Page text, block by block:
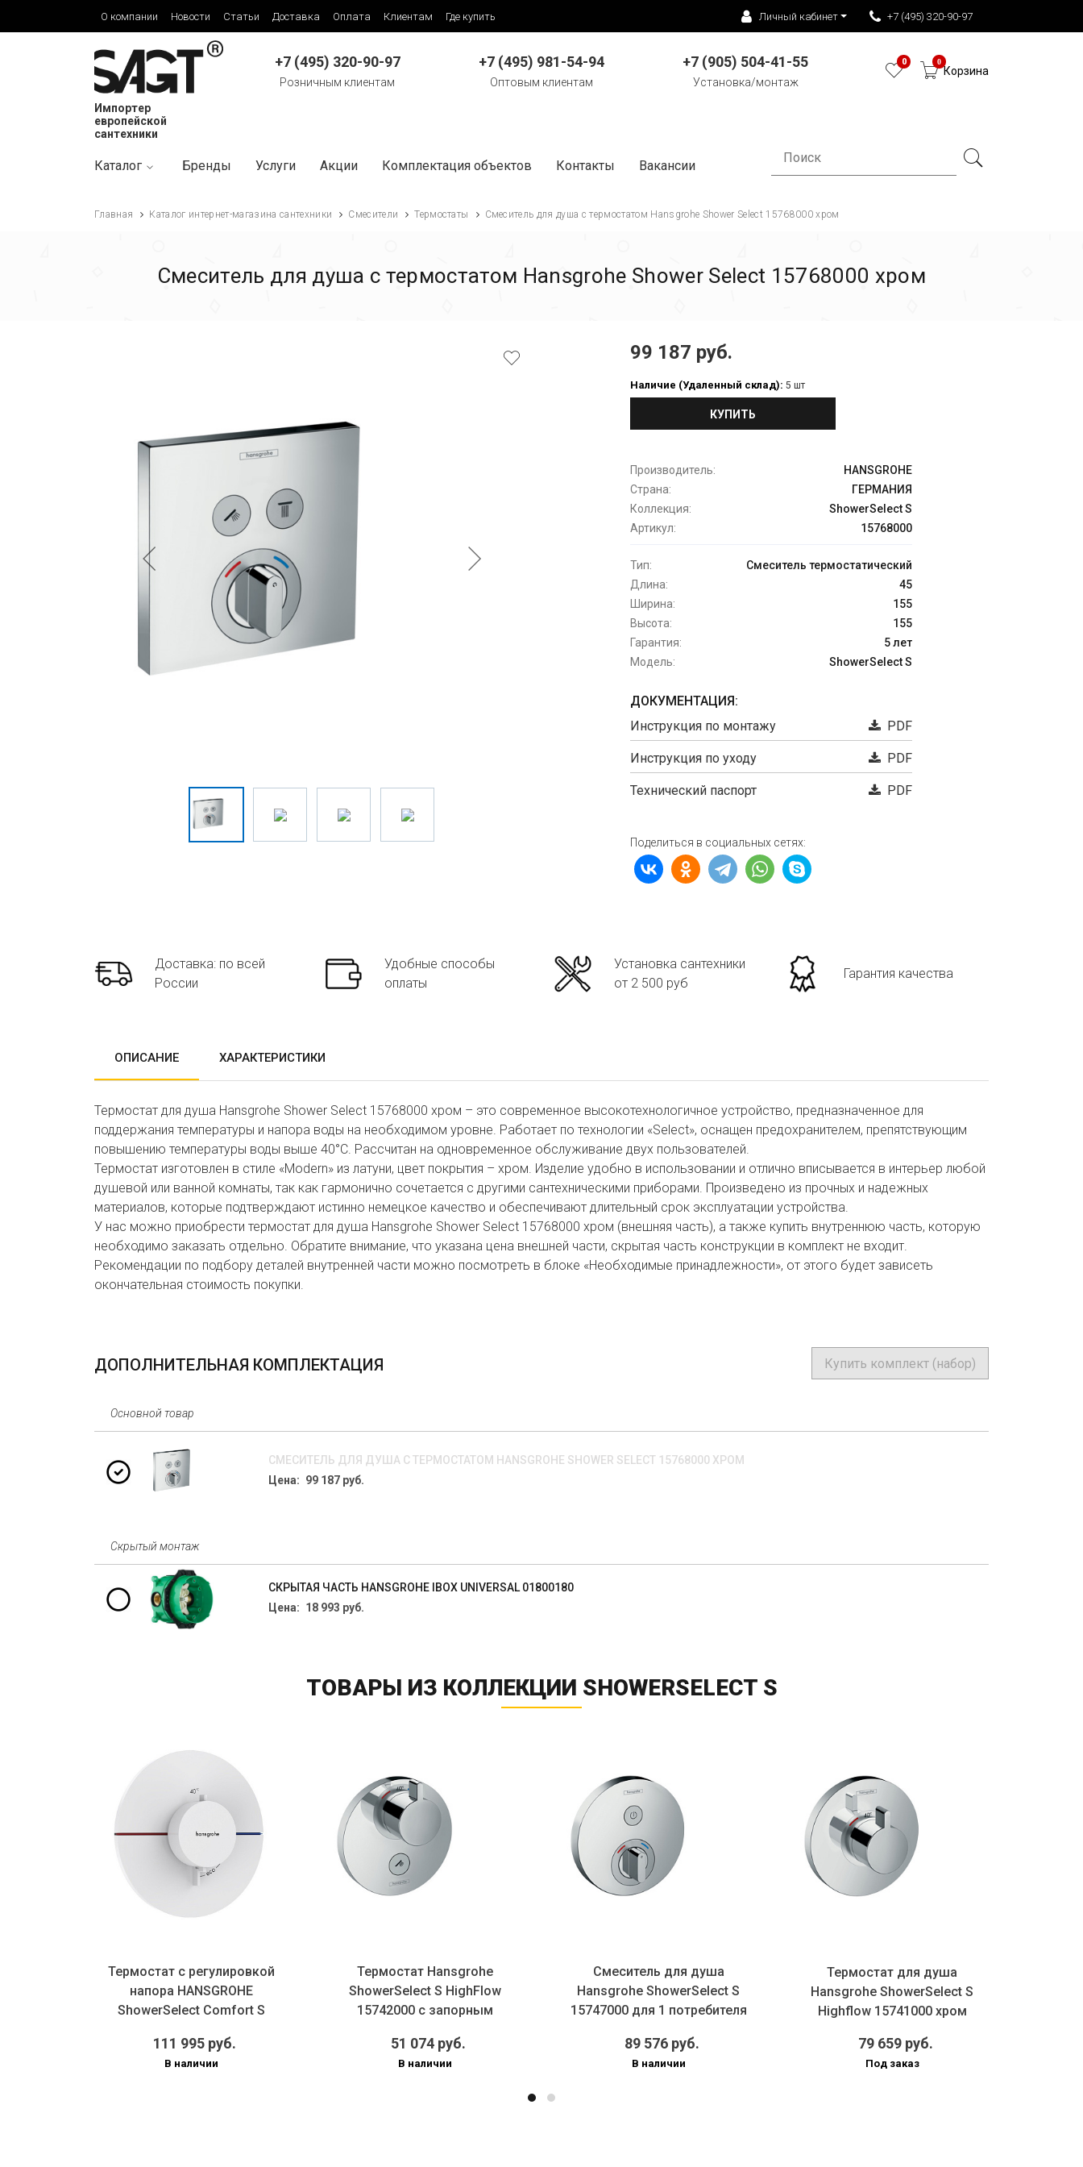
О компании Новости Статьи Доставка Оплата Клиентам Где купить Личный кабинет +7 (495) 320-90-97
Импортер
европейской
сантехники
+7 (495) 320-90-97
Розничным клиентам
+7 (495) 981-54-94
Оптовым клиентам
+7 (905) 504-41-55
Установка/монтаж
0 0
Корзина
Каталог Бренды Услуги Акции Комплектация объектов Контакты Вакансии
Главная Каталог интернет-магазина сантехники Смесители Термостаты Смеситель для душа с термостатом Hansgrohe Shower Select 15768000 хром
Смеситель для душа с термостатом Hansgrohe Shower Select 15768000 хром
99 187 руб.
Наличие (Удаленный склад): 5 шт
КУПИТЬ
Производитель:
HANSGROHE
Страна:
ГЕРМАНИЯ
Коллекция:
ShowerSelect S
Артикул:
15768000
Тип:
Смеситель термостатический
Длина:
45
Ширина:
155
Высота:
155
Гарантия:
5 лет
Модель:
ShowerSelect S
ДОКУМЕНТАЦИЯ:
Инструкция по монтажу
PDF
Инструкция по уходу PDF
Технический паспорт PDF
Поделиться в социальных сетях:
Доставка: по всей
России
Удобные способы
оплаты
Установка сантехники
от 2 500 руб
Гарантия качества
ОПИСАНИЕ ХАРАКТЕРИСТИКИ
Термостат для душа Hansgrohe Shower Select 15768000 хром – это современное высокотехнологичное устройство, предназначенное для
поддержания температуры и напора воды на необходимом уровне. Работает по технологии «Select», оснащен предохранителем, препятствующим
повышению температуры воды выше 40°С. Рассчитан на одновременное обслуживание двух пользователей.
Термостат изготовлен в стиле «Modern» из латуни, цвет покрытия – хром. Изделие удобно в использовании и отлично вписывается в интерьер любой
душевой или ванной комнаты, так как гармонично сочетается с другими сантехническими приборами. Произведено из прочных и надежных
материалов, которые подтверждают истинно немецкое качество и обеспечивают длительный срок эксплуатации устройства.
У нас можно приобрести термостат для душа Hansgrohe Shower Select 15768000 хром (внешняя часть), а также купить внутреннюю часть, которую
необходимо заказать отдельно. Обратите внимание, что указана цена внешней части, скрытая часть конструкции в комплект не входит.
Рекомендации по подбору деталей внутренней части можно посмотреть в блоке «Необходимые принадлежности», от этого будет зависеть
окончательная стоимость покупки.
ДОПОЛНИТЕЛЬНАЯ КОМПЛЕКТАЦИЯ Купить комплект (набор)
Основной товар
СМЕСИТЕЛЬ ДЛЯ ДУША С ТЕРМОСТАТОМ HANSGROHE SHOWER SELECT 15768000 ХРОМ
Цена: 99 187 руб.
Скрытый монтаж
СКРЫТАЯ ЧАСТЬ HANSGROHE IBOX UNIVERSAL 01800180
Цена: 18 993 руб.
ТОВАРЫ ИЗ КОЛЛЕКЦИИ SHOWERSELECT S
Термостат с регулировкой
напора HANSGROHE
ShowerSelect Comfort S
111 995 руб.
В наличии
Термостат Hansgrohe
ShowerSelect S HighFlow
15742000 с запорным
51 074 руб.
В наличии
Смеситель для душа
Нansgrohe ShowerSelect S
15747000 для 1 потребителя
89 576 руб.
В наличии
Термостат для душа
Нansgrohe ShowerSelect S
Highflow 15741000 хром
79 659 руб.
Под заказ